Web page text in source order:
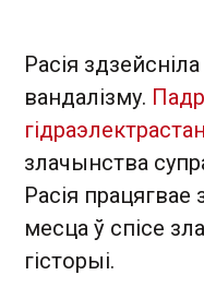
Расія
вандалізму.
злачынства
Расія
месца ў спісе
гісторыі.